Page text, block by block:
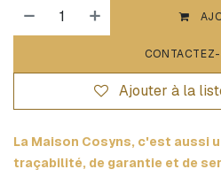
Ajouter à la
La Maison Cosyns, c'est aussi
traçabilité, de garantie et de